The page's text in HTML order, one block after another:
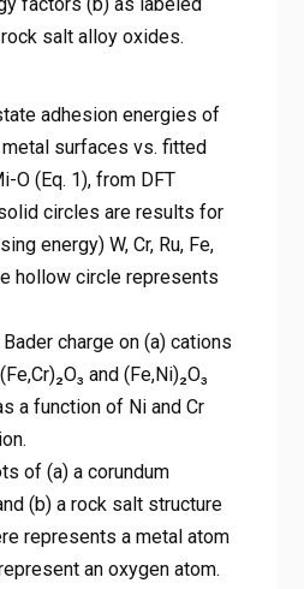
salt alloy oxides.
adhesion energies of
surfaces vs. fitted
O (Eq. 1), from DFT
circles are results for
energy) W, Cr, Ru, Fe,
hollow circle represents
charge on (a) cations
and (Fe,Ni)₂O₃
a function of Ni and Cr
of (a) a corundum
(b) a rock salt structure
represents a metal atom
an oxygen atom.